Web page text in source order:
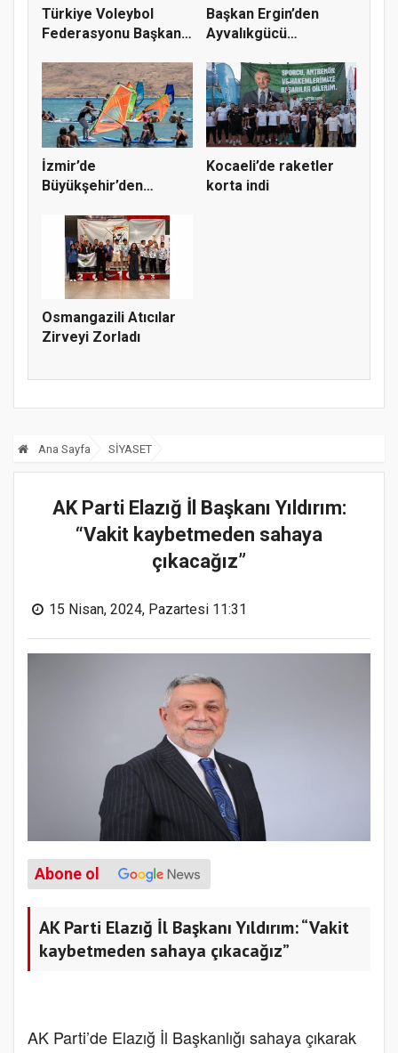
Türkiye Voleybol
Federasyonu Başkanı
Başkan Ergin’den
Ayvalıkgücü
İzmir’de
Büyükşehir’den
deneyim...
Kocaeli’de raketler
korta indi
Osmangazili Atıcılar
Zirveyi Zorladı
Ana Sayfa SİYASET
AK Parti Elazığ İl Başkanı Yıldırım:
“Vakit kaybetmeden sahaya
çıkacağız”
15 Nisan, 2024, Pazartesi 11:31
Abone ol
AK Parti Elazığ İl Başkanı Yıldırım: “Vakit
kaybetmeden sahaya çıkacağız”
AK Parti’de Elazığ İl Başkanlığı sahaya çıkarak